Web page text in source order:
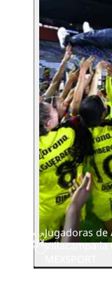
Jugadoras
Villacampa la